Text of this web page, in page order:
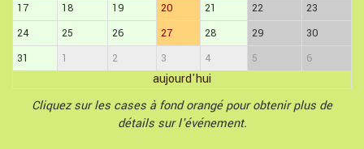
17
18 19 20 21 22
23
24
25 26 27 28 29
30
31
1 2 3 4 5 6
aujourd'hui
Cliquez sur les cases à fond orangé pour obtenir plus de
détails sur l'événement.